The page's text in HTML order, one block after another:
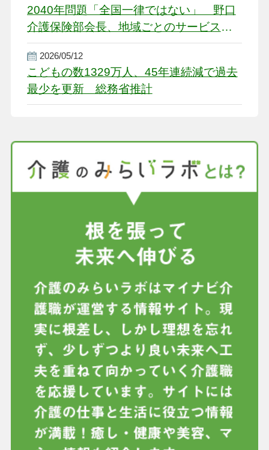
2040年問題「全国一律ではない」 野口
介護保険部会長、地域ごとのサービス基
盤整備を促す
2026/05/12
こどもの数1329万人、45年連続減で過去
最少を更新 総務省推計